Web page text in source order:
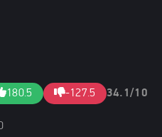
180.5 -127.5 34.1/10